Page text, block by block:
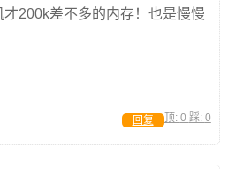
200k差不多的内存！也是慢慢
顶: 0 踩: 0
回复